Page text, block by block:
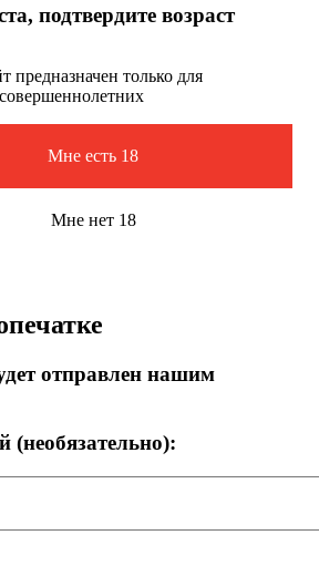
подтвердите возраст
предназначен только для
совершеннолетних
Мне есть 18
Мне нет 18
отправлен нашим